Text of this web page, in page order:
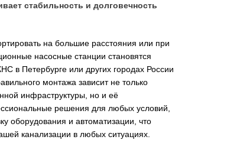
стабильность и долговечность
на большие расстояния или при
насосные станции становятся
в Петербурге или других городах России
монтажа зависит не только
инфраструктуры, но и её
решения для любых условий,
оборудования и автоматизации, что
канализации в любых ситуациях.